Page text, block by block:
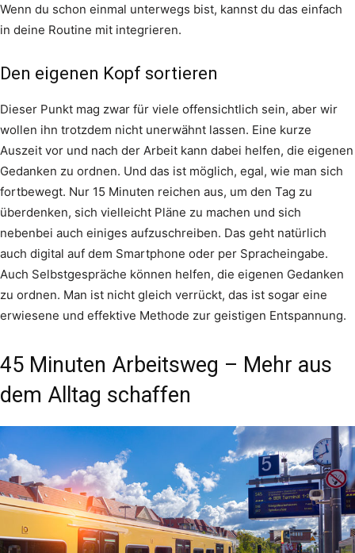
Wenn du schon einmal unterwegs bist, kannst du das einfach
in deine Routine mit integrieren.
Den eigenen Kopf sortieren
Dieser Punkt mag zwar für viele offensichtlich sein, aber wir
wollen ihn trotzdem nicht unerwähnt lassen. Eine kurze
Auszeit vor und nach der Arbeit kann dabei helfen, die eigenen
Gedanken zu ordnen. Und das ist möglich, egal, wie man sich
fortbewegt. Nur 15 Minuten reichen aus, um den Tag zu
überdenken, sich vielleicht Pläne zu machen und sich
nebenbei auch einiges aufzuschreiben. Das geht natürlich
auch digital auf dem Smartphone oder per Spracheingabe.
Auch Selbstgespräche können helfen, die eigenen Gedanken
zu ordnen. Man ist nicht gleich verrückt, das ist sogar eine
erwiesene und effektive Methode zur geistigen Entspannung.
45 Minuten Arbeitsweg – Mehr aus
dem Alltag schaffen